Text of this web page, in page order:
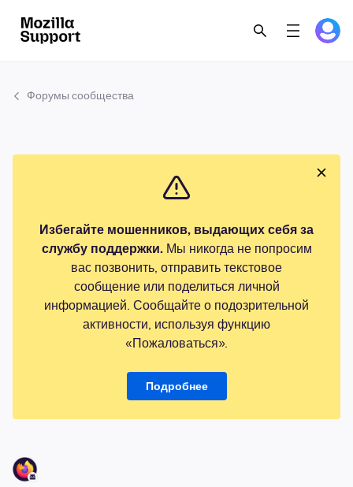
Форумы сообщества
Избегайте мошенников, выдающих себя за
службу поддержки.Мы никогда не попросим
вас позвонить, отправить текстовое
сообщение или поделиться личной
информацией. Сообщайте о подозрительной
активности, используя функцию
«Пожаловаться».
Подробнее